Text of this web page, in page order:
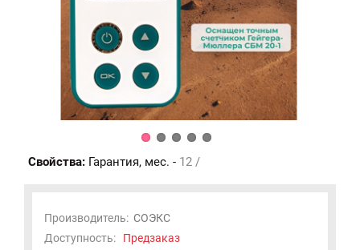
Свойства: Гарантия, мес. - 12 /
Производитель: СОЭКС
Доступность: Предзаказ